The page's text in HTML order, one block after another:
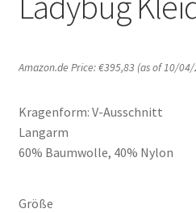
Warenkorb
Amazon.de Price:€395,83 (as of 10/04/
Kragenform: V-Ausschnitt
Langarm
60% Baumwolle, 40% Nylon
Größe